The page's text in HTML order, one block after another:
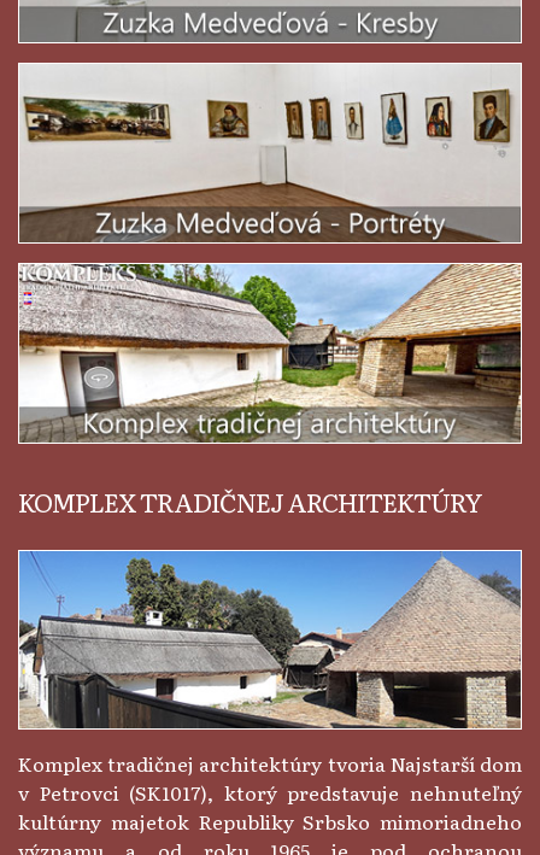
KOMPLEX TRADIČNEJ ARCHITEKTÚRY
Komplex tradičnej architektúry tvoria Najstarší dom
v Petrovci (SK1017), ktorý predstavuje nehnuteľný
kultúrny majetok Republiky Srbsko mimoriadneho